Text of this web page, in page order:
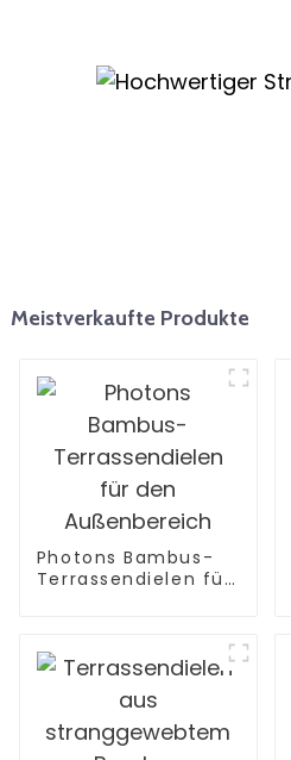
Meistverkaufte Produkte
Photons Bambus-
Terrassendielen für